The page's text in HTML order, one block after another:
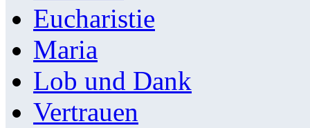
Eucharistie
Maria
Lob und Dank
Vertrauen